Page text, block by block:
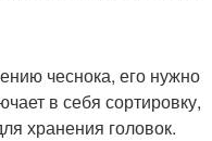
чеснока, его нужно
в себя сортировку,
хранения головок.